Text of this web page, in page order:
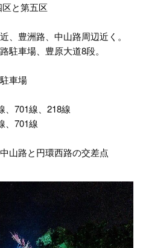
と第五区
、豊洲路、中山路周辺近く。
駐車場、豊原大道8段。
車場
、701線、218線
、701線
山路と円環西路の交差点